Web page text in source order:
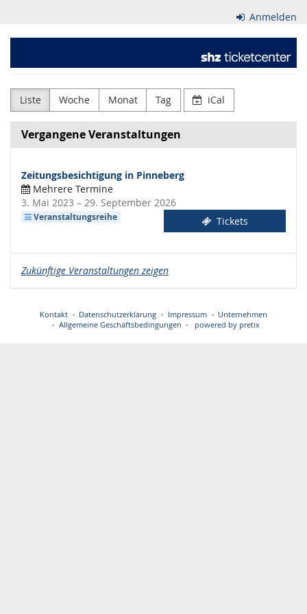
Inhalt
Anmelden
Holsteinischer
Zeitungsverlag
GmbH
Co.
KG
Liste Woche Monat Tag iCal
Vergangene Veranstaltungen
Zeitungsbesichtigung in Pinneberg
Mehrere Termine
3. Mai 2023 –bis
29. September 2026
Veranstaltungsreihe Tickets
Zukünftige Veranstaltungen zeigen
Kontakt Datenschutzerklärung Impressum
Unternehmen
Allgemeine Geschäftsbedingungen
powered by pretix